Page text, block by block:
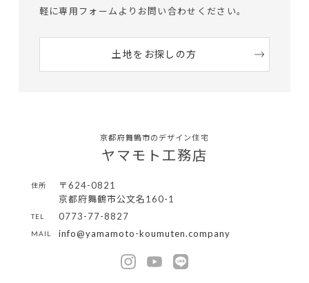
軽に専用フォームよりお問い合わせください。
土地をお探しの方
京都府舞鶴市のデザイン住宅
ヤマモト工務店
住所
〒624-0821
京都府舞鶴市公文名160-1
TEL 0773-77-8827
MAIL info@yamamoto-koumuten.company